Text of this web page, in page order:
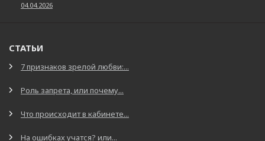
04.04.2026
СТАТЬИ
7 признаков зрелой любви:...
Роль запрета, или почему...
Что происходит в кабинете...
На ошибках учатся? или...